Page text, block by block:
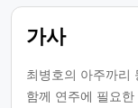
가사
최병호의 아주까리
함께 연주에 필요